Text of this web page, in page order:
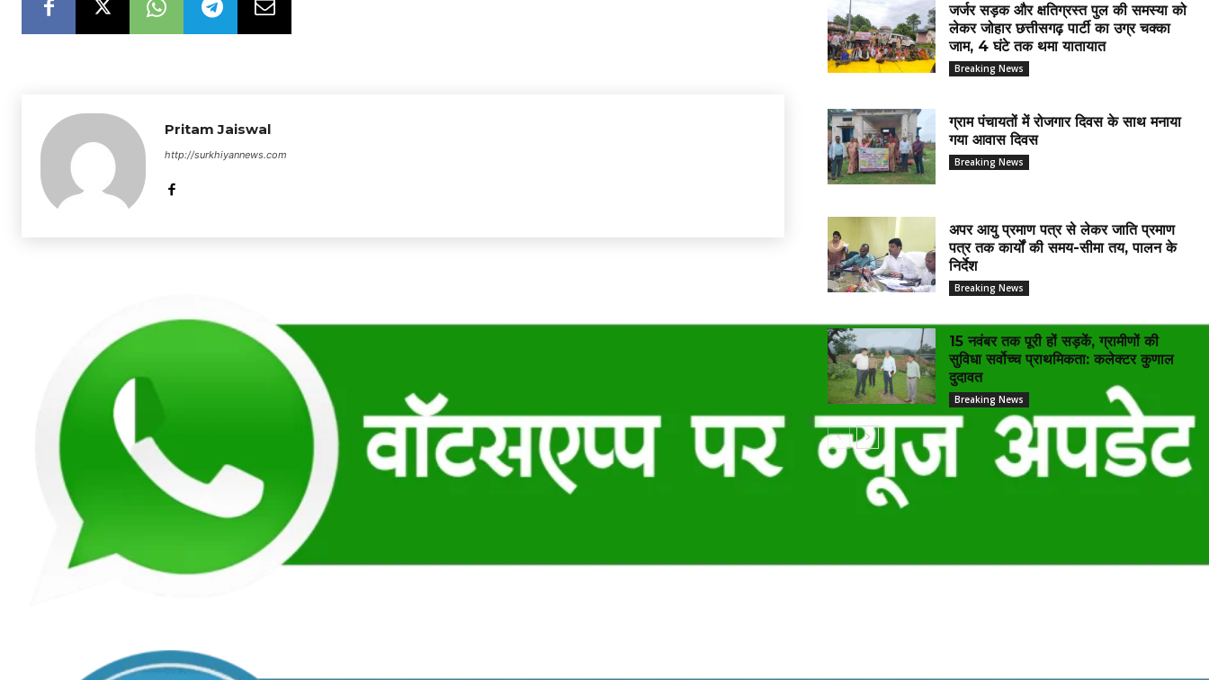
Pritam Jaiswal
http://surkhiyannews.com
जर्जर सड़क और क्षतिग्रस्त पुल की समस्या को
लेकर जोहार छत्तीसगढ़ पार्टी का उग्र चक्का
जाम, 4 घंटे तक थमा यातायात
Breaking News
ग्राम पंचायतों में रोजगार दिवस के साथ मनाया
गया आवास दिवस
Breaking News
अपर आयु प्रमाण पत्र से लेकर जाति प्रमाण
पत्र तक कार्यों की समय-सीमा तय, पालन के
निर्देश
Breaking News
15 नवंबर तक पूरी हों सड़कें, ग्रामीणों की
सुविधा सर्वोच्च प्राथमिकता: कलेक्टर कुणाल
दुदावत
Breaking News